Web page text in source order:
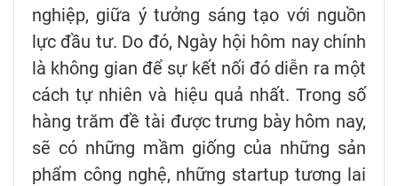
nghiệp, giữa ý tưởng sáng tạo với nguồn
lực đầu tư. Do đó, Ngày hội hôm nay chính
là không gian để sự kết nối đó diễn ra một
cách tự nhiên và hiệu quả nhất. Trong số
hàng trăm đề tài được trưng bày hôm nay,
sẽ có những mầm giống của những sản
phẩm công nghệ, những startup tương lai